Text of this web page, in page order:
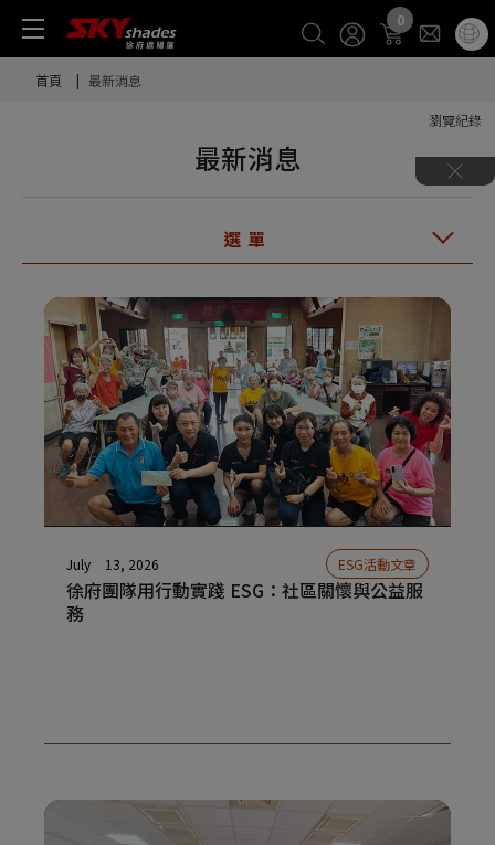
0
首頁 最新消息
最新消息
選單
July 13, 2026 ESG活動文章
徐府團隊用行動實踐 ESG：社區關懷與公益服
務
瀏覽紀錄
Cookie管理面板